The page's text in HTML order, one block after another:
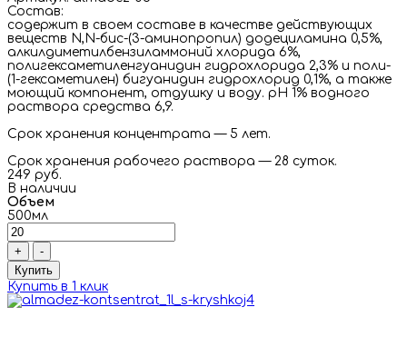
Состав:
cодержит в своем составе в качестве действующих
веществ N,N-бис-(3-аминопропил) додециламина 0,5%,
алкилдиметилбензиламмоний хлорида 6%,
полигексаметиленгуанидин гидрохлорида 2,3% и поли-
(1-гексаметилен) бигуанидин гидрохлорид 0,1%, а также
моющий компонент, отдушку и воду. рН 1% водного
раствора средства 6,9.
Срок хранения концентрата — 5 лет.
Срок хранения рабочего раствора — 28 суток.
249 руб.
В наличии
Объем
500мл
+
-
Купить
Купить в 1 клик